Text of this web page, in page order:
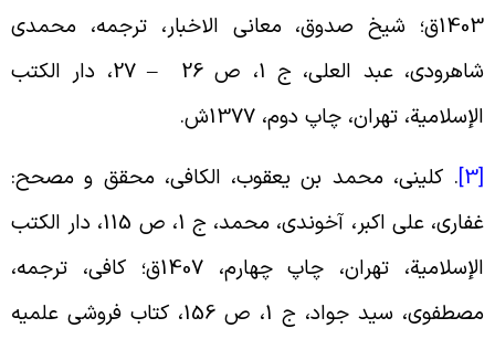
1403ق؛ شیخ صدوق، معانی الاخبار، ترجمه، محمدی
شاهرودی، عبد العلی، ج 1، ص 26 – 27، دار الکتب
تهران، چاپ دوم، 1377ش
.
.کلینی، محمد بن یعقوب، الکافی، محقق و مصحح:
غفاری، علی اکبر، آخوندی، محمد، ج 1، ص 115، دار الکتب
الإسلامیة، تهران، چاپ چهارم، 1407ق؛ کافی، ترجمه،
مصطفوی، سید جواد، ج 1، ص 156، کتاب فروشی علمیه